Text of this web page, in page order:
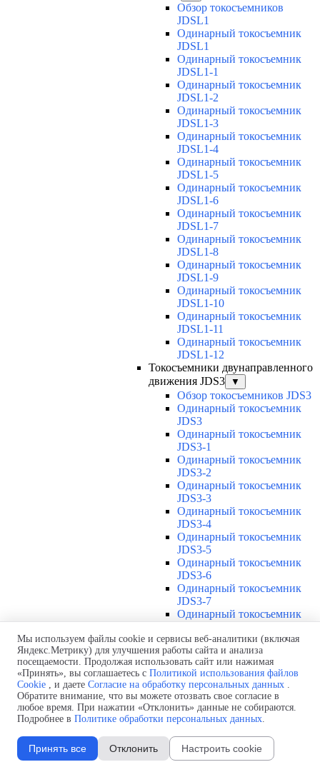
Обзор токосъемников
JDSL1
Одинарный токосъемник
JDSL1
Одинарный токосъемник
JDSL1-1
Одинарный токосъемник
JDSL1-2
Одинарный токосъемник
JDSL1-3
Одинарный токосъемник
JDSL1-4
Одинарный токосъемник
JDSL1-5
Одинарный токосъемник
JDSL1-6
Одинарный токосъемник
JDSL1-7
Одинарный токосъемник
JDSL1-8
Одинарный токосъемник
JDSL1-9
Одинарный токосъемник
JDSL1-10
Одинарный токосъемник
JDSL1-11
Одинарный токосъемник
JDSL1-12
Токосъемники двунаправленного
движения JDS3
▼
Обзор токосъемников JDS3
Одинарный токосъемник
JDS3
Одинарный токосъемник
JDS3-1
Одинарный токосъемник
JDS3-2
Одинарный токосъемник
JDS3-3
Одинарный токосъемник
JDS3-4
Одинарный токосъемник
JDS3-5
Одинарный токосъемник
JDS3-6
Одинарный токосъемник
JDS3-7
Одинарный токосъемник
Одинарный токосъемник
JDS3-9
Одинарный токосъемник
JDS3-10
Одинарный токосъемник
JDS3-11
Одинарный токосъемник
Соединения U12
Защитная оболочка для
Мы используем файлы cookie и сервисы веб-аналитики (включая
Яндекс.Метрику) для улучшения работы сайта и анализа
посещаемости. Продолжая использовать сайт или нажимая
«Принять», вы соглашаетесь с Политикой использования файлов
Cookie , и даете Согласие на обработку персональных данных .
Обратите внимание, что вы можете отозвать свое согласие в
любое время. При нажатии «Отклонить» данные не собираются.
Подробнее в Политике обработки персональных данных.
Принять все Отклонить Настроить cookie